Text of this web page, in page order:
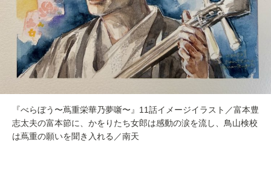
『べらぼう〜蔦重栄華乃夢噺〜』11話イメージイラスト／富本豊
志太夫の富本節に、かをりたち女郎は感動の涙を流し、鳥山検校
は蔦重の願いを聞き入れる／南天